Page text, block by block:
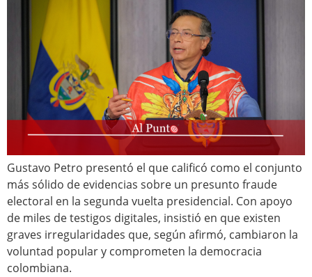
Gustavo Petro presentó el que calificó como el conjunto
más sólido de evidencias sobre un presunto fraude
electoral en la segunda vuelta presidencial. Con apoyo
de miles de testigos digitales, insistió en que existen
graves irregularidades que, según afirmó, cambiaron la
voluntad popular y comprometen la democracia
colombiana.